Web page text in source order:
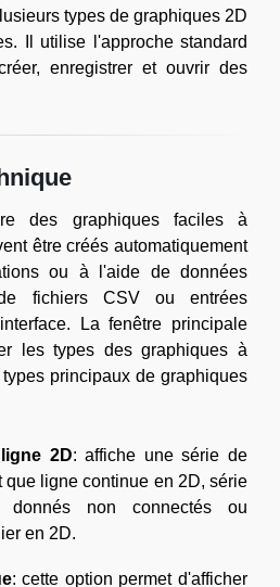
types de graphiques 2D
Il utilise l'approche standard
enregistrer et ouvrir des
des graphiques faciles à
être créés automatiquement
ou à l'aide de données
fichiers CSV ou entrées
La fenêtre principale
les types des graphiques à
principaux de graphiques
2D: affiche une série de
que ligne continue en 2D, série
non connectés ou
en 2D.
: cette option permet d'afficher